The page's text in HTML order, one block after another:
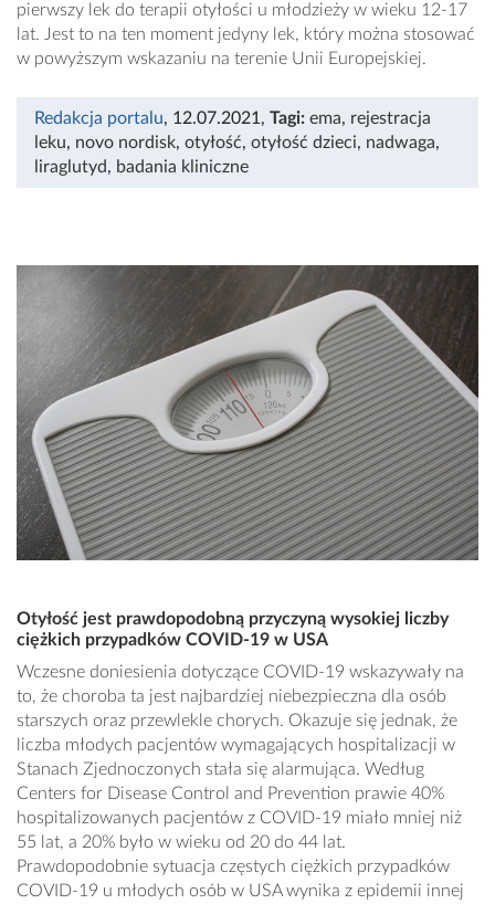
pierwszy lek do terapii otyłości u młodzieży w wieku 12-17
lat. Jest to na ten moment jedyny lek, który można stosować
w powyższym wskazaniu na terenie Unii Europejskiej.
Redakcja portalu, 12.07.2021, Tagi: ema, rejestracja
leku, novo nordisk, otyłość, otyłość dzieci, nadwaga,
liraglutyd, badania kliniczne
Otyłość jest prawdopodobną przyczyną wysokiej liczby
ciężkich przypadków COVID-19 w USA
Wczesne doniesienia dotyczące COVID-19 wskazywały na
to, że choroba ta jest najbardziej niebezpieczna dla osób
starszych oraz przewlekle chorych. Okazuje się jednak, że
liczba młodych pacjentów wymagających hospitalizacji w
Stanach Zjednoczonych stała się alarmująca. Według
Centers for Disease Control and Prevention prawie 40%
hospitalizowanych pacjentów z COVID-19 miało mniej niż
55 lat, a 20% było w wieku od 20 do 44 lat.
Prawdopodobnie sytuacja częstych ciężkich przypadków
COVID-19 u młodych osób w USA wynika z epidemii innej